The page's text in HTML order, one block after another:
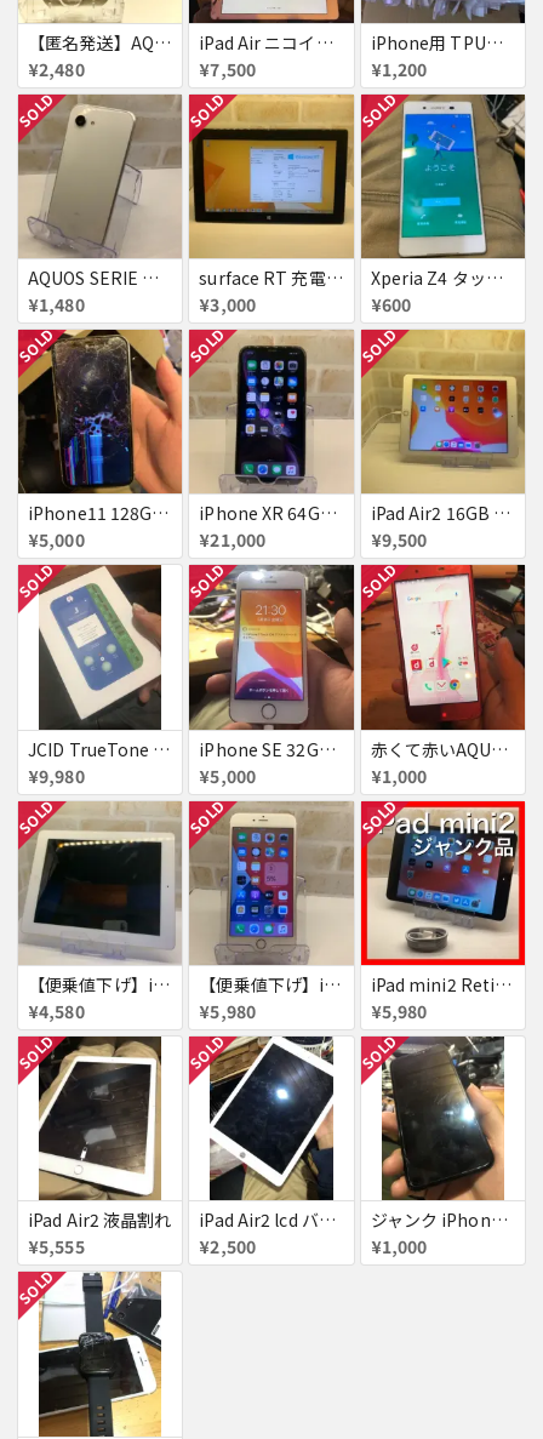
【匿名発送】AQUOS R compact ダイアモンドイエロー 32 GB
¥2,480
iPad Air ニコイチ用
¥7,500
iPhone用 TPUケース 84個
¥1,200
SOLD
AQUOS SERIE mini SHV38
¥1,480
SOLD
surface RT 充電器無し
¥3,000
SOLD
Xperia Z4 タッチ切れ
¥600
SOLD
iPhone11 128GB ジャンク
¥5,000
SOLD
iPhone XR 64GB au 赤ロム
¥21,000
SOLD
iPad Air2 16GB ゴールド Cellularモデル
¥9,500
SOLD
JCID TrueTone Writer 新品未使用
¥9,980
SOLD
iPhone SE 32GB SIMフリー
¥5,000
SOLD
赤くて赤いAQUOS EVER simフリー
¥1,000
SOLD
【便乗値下げ】iPad4 128GB ホワイト ジャンク
¥4,580
SOLD
【便乗値下げ】iPhone6s Plus 16GB ジャンク
¥5,980
SOLD
iPad mini2 Retina セルラーモデル ジャンク品
¥5,980
SOLD
iPad Air2 液晶割れ
¥5,555
SOLD
iPad Air2 lcd バックライト切れ
¥2,500
SOLD
ジャンク iPhoneX OLED
¥1,000
SOLD